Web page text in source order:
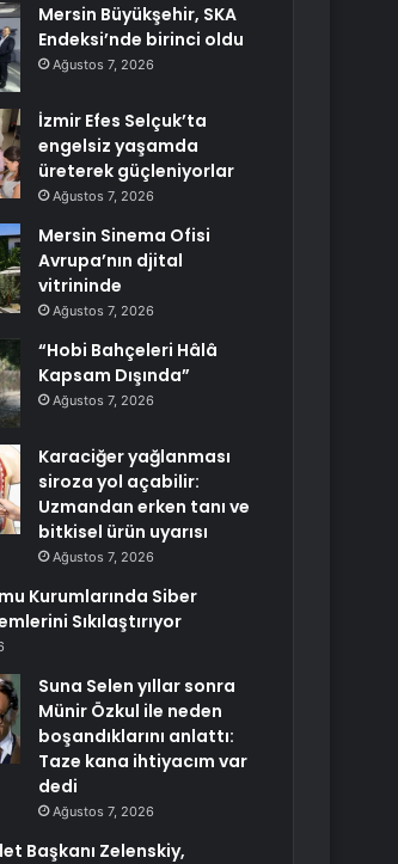
Mersin Büyükşehir, SKA
Endeksi’nde birinci oldu
Ağustos 7, 2026
İzmir Efes Selçuk’ta
engelsiz yaşamda
üreterek güçleniyorlar
Ağustos 7, 2026
Mersin Sinema Ofisi
Avrupa’nın djital
vitrininde
Ağustos 7, 2026
“Hobi Bahçeleri Hâlâ
Kapsam Dışında”
Ağustos 7, 2026
Karaciğer yağlanması
siroza yol açabilir:
Uzmandan erken tanı ve
bitkisel ürün uyarısı
Ağustos 7, 2026
Kurumlarında Siber
Sıkılaştırıyor
Suna Selen yıllar sonra
Münir Özkul ile neden
boşandıklarını anlattı:
Taze kana ihtiyacım var
dedi
Ağustos 7, 2026
Başkanı Zelenskiy,